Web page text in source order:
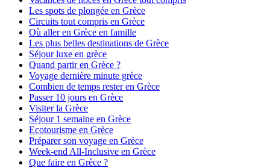
Les spots de plongée en Grèce
Circuits tout compris en Grèce
Où aller en Grèce en famille
Les plus belles destinations de Grèce
Séjour luxe en grèce
Quand partir en Grèce ?
Voyage dernière minute grèce
Combien de temps rester en Grèce
Passer 10 jours en Grèce
Visiter la Grèce
Séjour 1 semaine en Grèce
Ecotourisme en Grèce
Préparer son voyage en Grèce
Week-end All-Inclusive en Grèce
Que faire en Grèce ?